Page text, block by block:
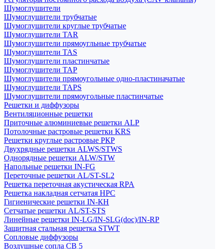
Шумоглушители
Шумоглушители трубчатые
Шумоглушители круглые трубчатые
Шумоглушители TAR
Шумоглушители прямоугльные трубчатые
Шумоглушители TAS
Шумоглушители пластинчатые
Шумоглушители TAP
Шумоглушители прямоугольные одно-пластиначатые
Шумоглушители TAPS
Шумоглушители прямоугольные пластинчатые
Решетки и диффузоры
Вентиляционные решетки
Приточные алюминиевые решетки ALP
Потолочные растровые решетки KRS
Решетки круглые растровые РКР
Двухрядные решетки ALWS/STWS
Однорядные решетки ALW/STW
Напольные решетки IN-FG
Переточные решетки AL/ST-SL2
Решетка переточная акустическая RPA
Решетка накладная сетчатая НРС
Гигиенические решетки IN-КН
Сетчатые решетки AL/ST-STS
Линейные решетки IN-LG/IN-SLG(doc)/IN-RP
Защитная стальная решетка STWT
Сопловые диффузоры
Воздушные сопла СВ 5